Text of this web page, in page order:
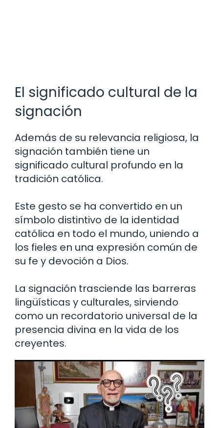
El significado cultural de la
signación
Además de su relevancia religiosa, la
signación también tiene un
significado cultural profundo en la
tradición católica.
Este gesto se ha convertido en un
símbolo distintivo de la identidad
católica en todo el mundo, uniendo a
los fieles en una expresión común de
su fe y devoción a Dios.
La signación trasciende las barreras
lingüísticas y culturales, sirviendo
como un recordatorio universal de la
presencia divina en la vida de los
creyentes.